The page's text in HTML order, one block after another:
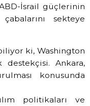
İsrail güçlerinin
sekteye
ki, Washington
Ankara,
konusunda
politikaları ve